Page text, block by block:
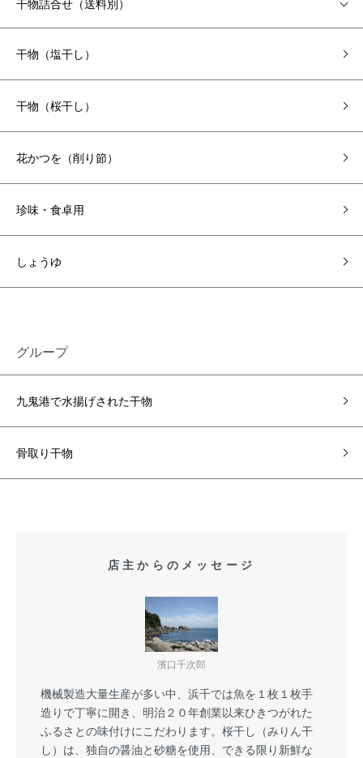
干物詰合せ（送料別）
干物（塩干し）
干物（桜干し）
花かつを（削り節）
珍味・食卓用
しょうゆ
グループ
九鬼港で水揚げされた干物
骨取り干物
店主からのメッセージ
濱口千次郎
機械製造大量生産が多い中、浜千では魚を１枚１枚手
造りで丁寧に開き、明治２０年創業以来ひきつがれた
ふるさとの味付けにこだわります。桜干し（みりん干
し）は、独自の醤油と砂糖を使用、できる限り新鮮な